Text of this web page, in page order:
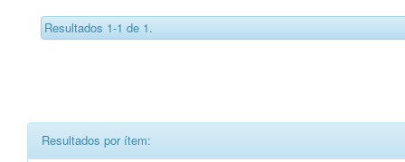
Resultados 1-1 de 1.
Resultados por ítem: